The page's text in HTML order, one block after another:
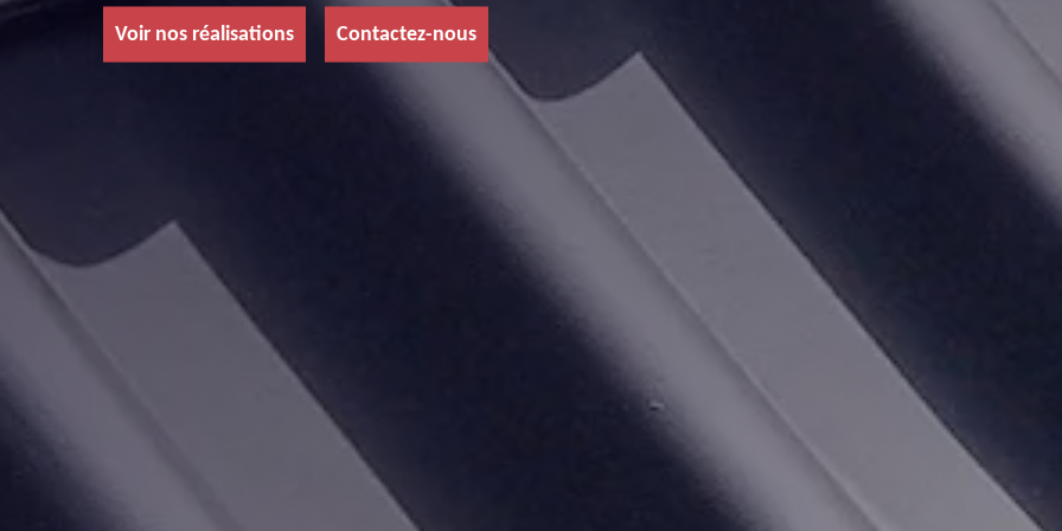
Voir nos réalisations Contactez-nous